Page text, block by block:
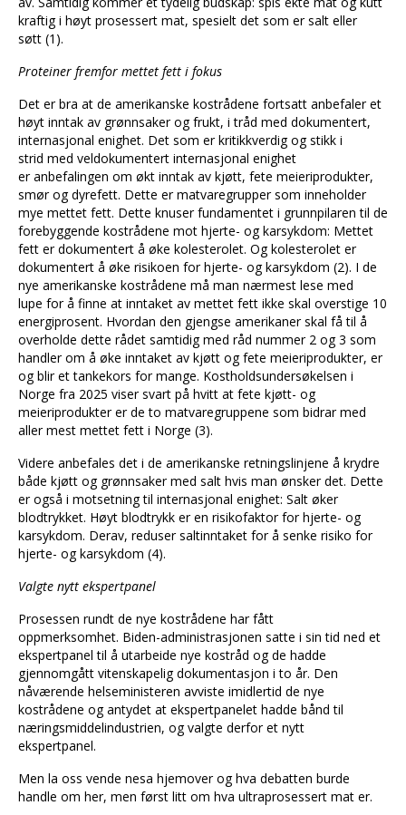
kraftig i høyt prosessert mat, spesielt det som er salt eller
søtt (1).
Proteiner fremfor mettet fett i fokus
Det er bra at de amerikanske kostrådene fortsatt anbefaler et
høyt inntak av grønnsaker og frukt, i tråd med dokumentert,
internasjonal enighet. Det som er kritikkverdig og stikk i
strid med veldokumentert internasjonal enighet
er anbefalingen om økt inntak av kjøtt, fete meieriprodukter,
smør og dyrefett. Dette er matvaregrupper som inneholder
mye mettet fett. Dette knuser fundamentet i grunnpilaren til de
forebyggende kostrådene mot hjerte- og karsykdom: Mettet
fett er dokumentert å øke kolesterolet. Og kolesterolet er
dokumentert å øke risikoen for hjerte- og karsykdom (2). I de
nye amerikanske kostrådene må man nærmest lese med
lupe for å finne at inntaket av mettet fett ikke skal overstige 10
energiprosent. Hvordan den gjengse amerikaner skal få til å
overholde dette rådet samtidig med råd nummer 2 og 3 som
handler om å øke inntaket av kjøtt og fete meieriprodukter, er
og blir et tankekors for mange. Kostholdsundersøkelsen i
Norge fra 2025 viser svart på hvitt at fete kjøtt- og
meieriprodukter er de to matvaregruppene som bidrar med
aller mest mettet fett i Norge (3).
Videre anbefales det i de amerikanske retningslinjene å krydre
både kjøtt og grønnsaker med salt hvis man ønsker det. Dette
er også i motsetning til internasjonal enighet: Salt øker
blodtrykket. Høyt blodtrykk er en risikofaktor for hjerte- og
karsykdom. Derav, reduser saltinntaket for å senke risiko for
hjerte- og karsykdom (4).
Valgte nytt ekspertpanel
Prosessen rundt de nye kostrådene har fått
oppmerksomhet. Biden-administrasjonen satte i sin tid ned et
ekspertpanel til å utarbeide nye kostråd og de hadde
gjennomgått vitenskapelig dokumentasjon i to år. Den
nåværende helseministeren avviste imidlertid de nye
kostrådene og antydet at ekspertpanelet hadde bånd til
næringsmiddelindustrien, og valgte derfor et nytt
ekspertpanel.
Men la oss vende nesa hjemover og hva debatten burde
handle om her, men først litt om hva ultraprosessert mat er.